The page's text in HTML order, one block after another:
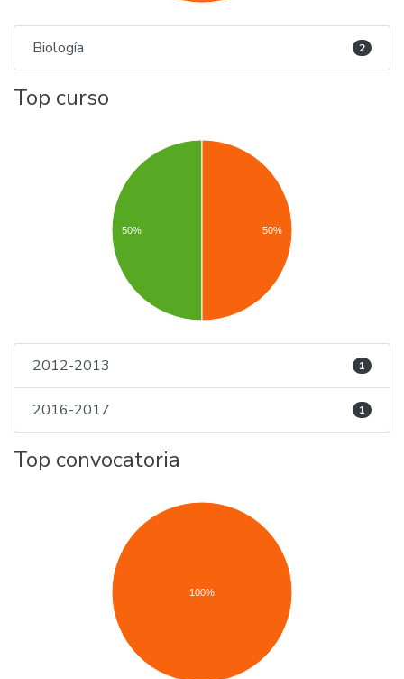
Biología 2
Top curso
50% 50%
2012-2013 1
2016-2017 1
Top convocatoria
100%